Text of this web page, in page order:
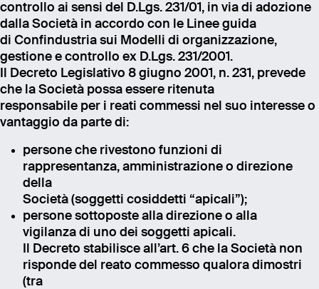
controllo ai sensi del D.Lgs. 231/01, in via di adozione
dalla Società in accordo con le Linee guida
di Confindustria sui Modelli di organizzazione,
gestione e controllo ex D.Lgs. 231/2001.
Il Decreto Legislativo 8 giugno 2001, n. 231, prevede
che la Società possa essere ritenuta
responsabile per i reati commessi nel suo interesse o
vantaggio da parte di:
persone che rivestono funzioni di
rappresentanza, amministrazione o direzione
della
Società (soggetti cosiddetti “apicali”);
persone sottoposte alla direzione o alla
vigilanza di uno dei soggetti apicali.
Il Decreto stabilisce all’art. 6 che la Società non
risponde del reato commesso qualora dimostri
(tra